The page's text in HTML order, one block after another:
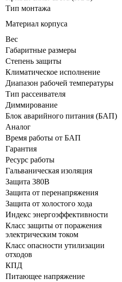
Тип монтажа
Материал корпуса
Вес
Габаритные размеры
Степень защиты
Климатическое исполнение
Диапазон рабочей температуры
Тип рассеивателя
Диммирование
Блок аварийного питания (БАП)
Аналог
Время работы от БАП
Гарантия
Ресурс работы
Гальваническая изоляция
Защита 380В
Защита от перенапряжения
Защита от холостого хода
Индекс энергоэффективности
Класс защиты от поражения
электрическим током
Класс опасности утилизации
отходов
КПД
Питающее напряжение